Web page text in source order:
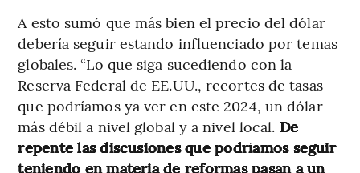
A esto sumó que más bien el precio del dólar
debería seguir estando influenciado por temas
globales. “Lo que siga sucediendo con la
Reserva Federal de EE.UU., recortes de tasas
que podríamos ya ver en este 2024, un dólar
más débil a nivel global y a nivel local. De
repente las discusiones que podríamos seguir
teniendo en materia de reformas pasan a un